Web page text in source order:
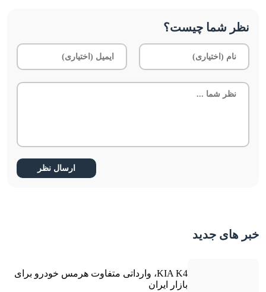
نظر شما چیست؟
خبر های جدید
KIA K4، وارداتی متفاوت هرمس خودرو برای
بازار ایران